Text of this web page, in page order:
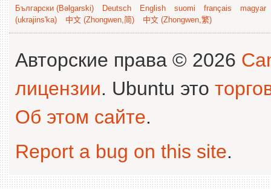
Български (Bəlgarski) Deutsch English suomi français
magyar
(ukrajins'ka)
中文 (Zhongwen,简) 中文 (Zhongwen,繁)
Авторские права © 2026
лицензии. Ubuntu это
Об этом сайте.
Report a bug on this site.